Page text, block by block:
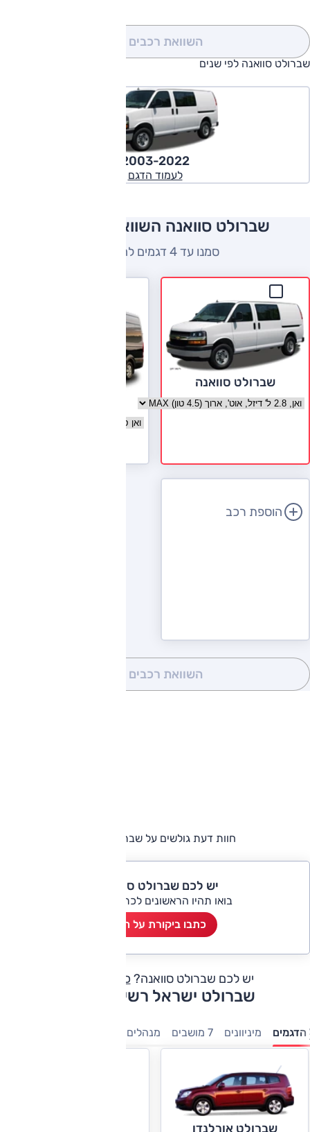
השוואת רכבים
שברולט סוואנה לפי שנים
2003-2022
לעמוד הדגם
שברולט סוואנה השוואה למתחרים
סמנו עד 4 דגמים להשוואה
שברולט סוואנה
בחר גרסה שברולט סוואנה
בחר גרסה יונדאי H350
הוספת רכב
השוואת רכבים
חוות דעת גולשים על שברולט סוואנה
יש לכם שברולט סוואנה?
בואו תהיו הראשונים לכתוב ביקורת
כתבו ביקורת על הרכב
יש לכם שברולט סוואנה? כתבו חוות דעת
שברולט ישראל רשימת דגמים
הדגמים מיניוונים 7 מושבים מנהלים
שברולט אורלנדו